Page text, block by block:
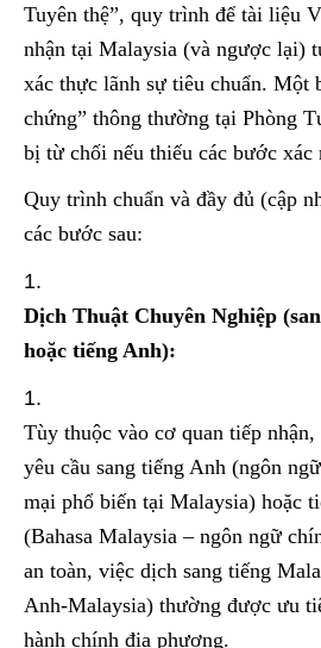
Tuyên thệ”, quy trình để tài liệu
nhận tại Malaysia (và ngược lại)
xác thực lãnh sự tiêu chuẩn. Một
chứng” thông thường tại Phòng
bị từ chối nếu thiếu các bước xác
Quy trình chuẩn và đầy đủ (cập
các bước sau:
Dịch Thuật Chuyên Nghiệp
hoặc tiếng Anh):
Tùy thuộc vào cơ quan tiếp
yêu cầu sang tiếng Anh (ngôn
mại phổ biến tại Malaysia) hoặc
(Bahasa Malaysia – ngôn ngữ
an toàn, việc dịch sang tiếng
Anh-Malaysia) thường được ưu
hành chính địa phương.